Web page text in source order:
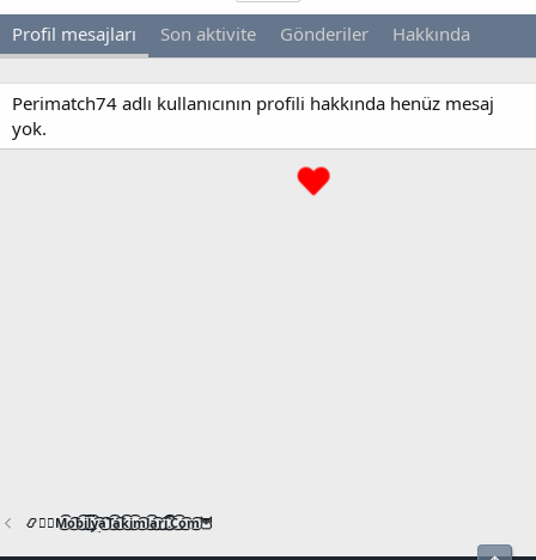
Profil mesajları Son aktivite Gönderiler Hakkında
Perimatch74 adlı kullanıcının profili hakkında henüz mesaj
yok.
📿🧙‍♂️M͜͡o͜͡b͜͡i͜͡l͜͡y͜͡a͜͡T͜͡a͜͡k͜͡i͜͡m͜͡l͜͡a͜͡r͜͡i͜͡.͜͡C͜͡o͜͡m͜͡🦉